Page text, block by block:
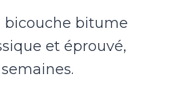
bicouche bitume
et éprouvé,